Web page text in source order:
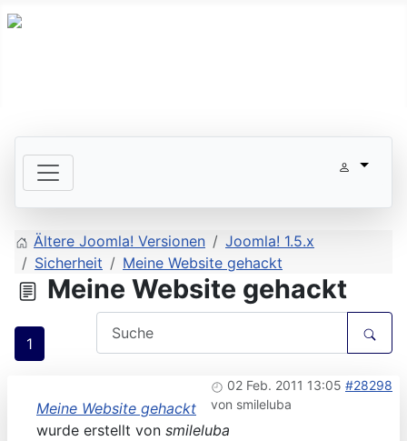
Ältere Joomla! Versionen
Joomla! 1.5.x
Sicherheit
Meine Website gehackt
Meine Website gehackt
1
02 Feb. 2011 13:05 #28298
von smileluba
Meine Website gehackt
wurde erstellt von smileluba